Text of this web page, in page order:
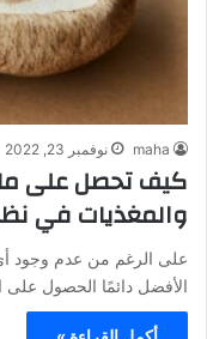
maha نوفمبر 23, 2022
كيف تحصل على
والمغذيات في
على الرغم من عدم وجود
الأفضل دائمًا الحصول على